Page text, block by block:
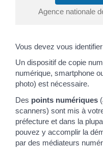
Agence nationale
Vous devez vous
Un dispositif de copie
numérique, smartphone
photo) est nécessaire.
Des points numériques
scanners) sont mis à
préfecture et dans la
pouvez y accomplir la
par des médiateurs